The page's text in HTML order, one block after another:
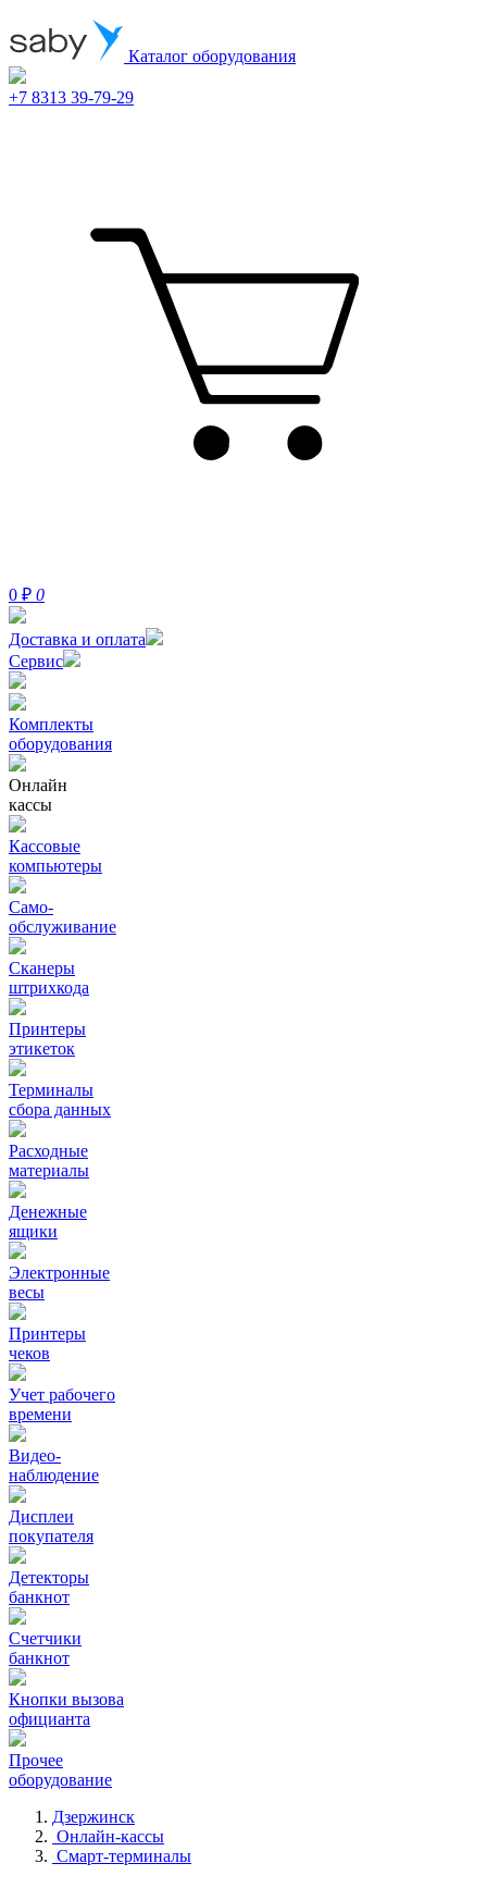
Каталог оборудования
+7 8313 39-79-29
0 ₽ 0
Доставка и оплата
Сервис
Комплекты
оборудования
Онлайн
кассы
Кассовые
компьютеры
Само-
обслуживание
Сканеры
штрихкода
Принтеры
этикеток
Терминалы
сбора данных
Расходные
материалы
Денежные
ящики
Электронные
весы
Принтеры
чеков
Учет рабочего
времени
Видео‑
наблюдение
Дисплеи
покупателя
Детекторы
банкнот
Счетчики
банкнот
Кнопки вызова
официанта
Прочее
оборудование
Дзержинск
Онлайн-кассы
Смарт-терминалы